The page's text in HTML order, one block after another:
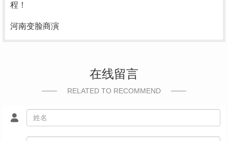
程！
河南变脸商演
在线留言
RELATED TO RECOMMEND